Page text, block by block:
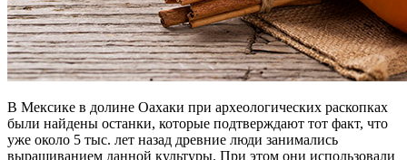
В Мексике в долине Оахаки при археологических раскопках
были найдены останки, которые подтверждают тот факт, что
уже около 5 тыс. лет назад древние люди занимались
выращиванием данной культуры. При этом они использовали